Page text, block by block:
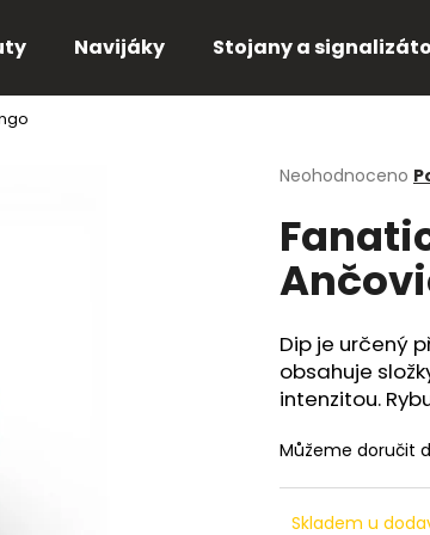
Navijáky Stojany a
Průměrné
produktu
je
0,0
z
hvězdiček.
Neohodnoceno
Dip je určený
obsahuje
intenzitou.
Můžeme doručit
Skladem u
Co potřebujete najít?
HLEDAT